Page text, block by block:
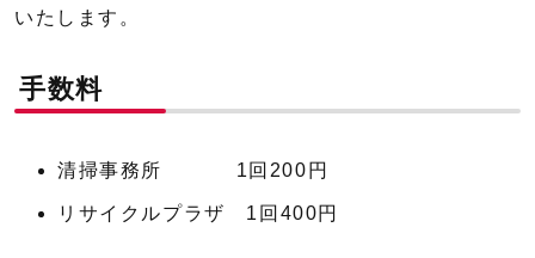
いたします。
手数料
清掃事務所 1回200円
リサイクルプラザ 1回400円